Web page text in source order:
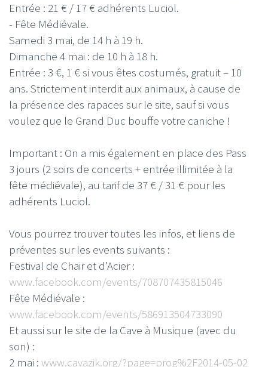
Entrée : 21 € / 17 € adhérents Luciol.
- Fête Médiévale.
Samedi 3 mai, de 14 h à 19 h.
Dimanche 4 mai : de 10 h à 18 h.
Entrée : 3 €, 1 € si vous êtes costumés, gratuit – 10
ans. Strictement interdit aux animaux, à cause de
la présence des rapaces sur le site, sauf si vous
voulez que le Grand Duc bouffe votre caniche !
Important : On a mis également en place des Pass
3 jours (2 soirs de concerts + entrée illimitée à la
fête médiévale), au tarif de 37 € / 31 € pour les
adhérents Luciol.
Vous pourrez trouver toutes les infos, et liens de
préventes sur les events suivants :
Festival de Chair et d’Acier :
www.facebook.com/events/708707435815046
Fête Médiévale :
www.facebook.com/events/586913504733090
Et aussi sur le site de la Cave à Musique (avec du
son) :
2 mai : www.cavazik.org/?page=prog%2F2014-05-02